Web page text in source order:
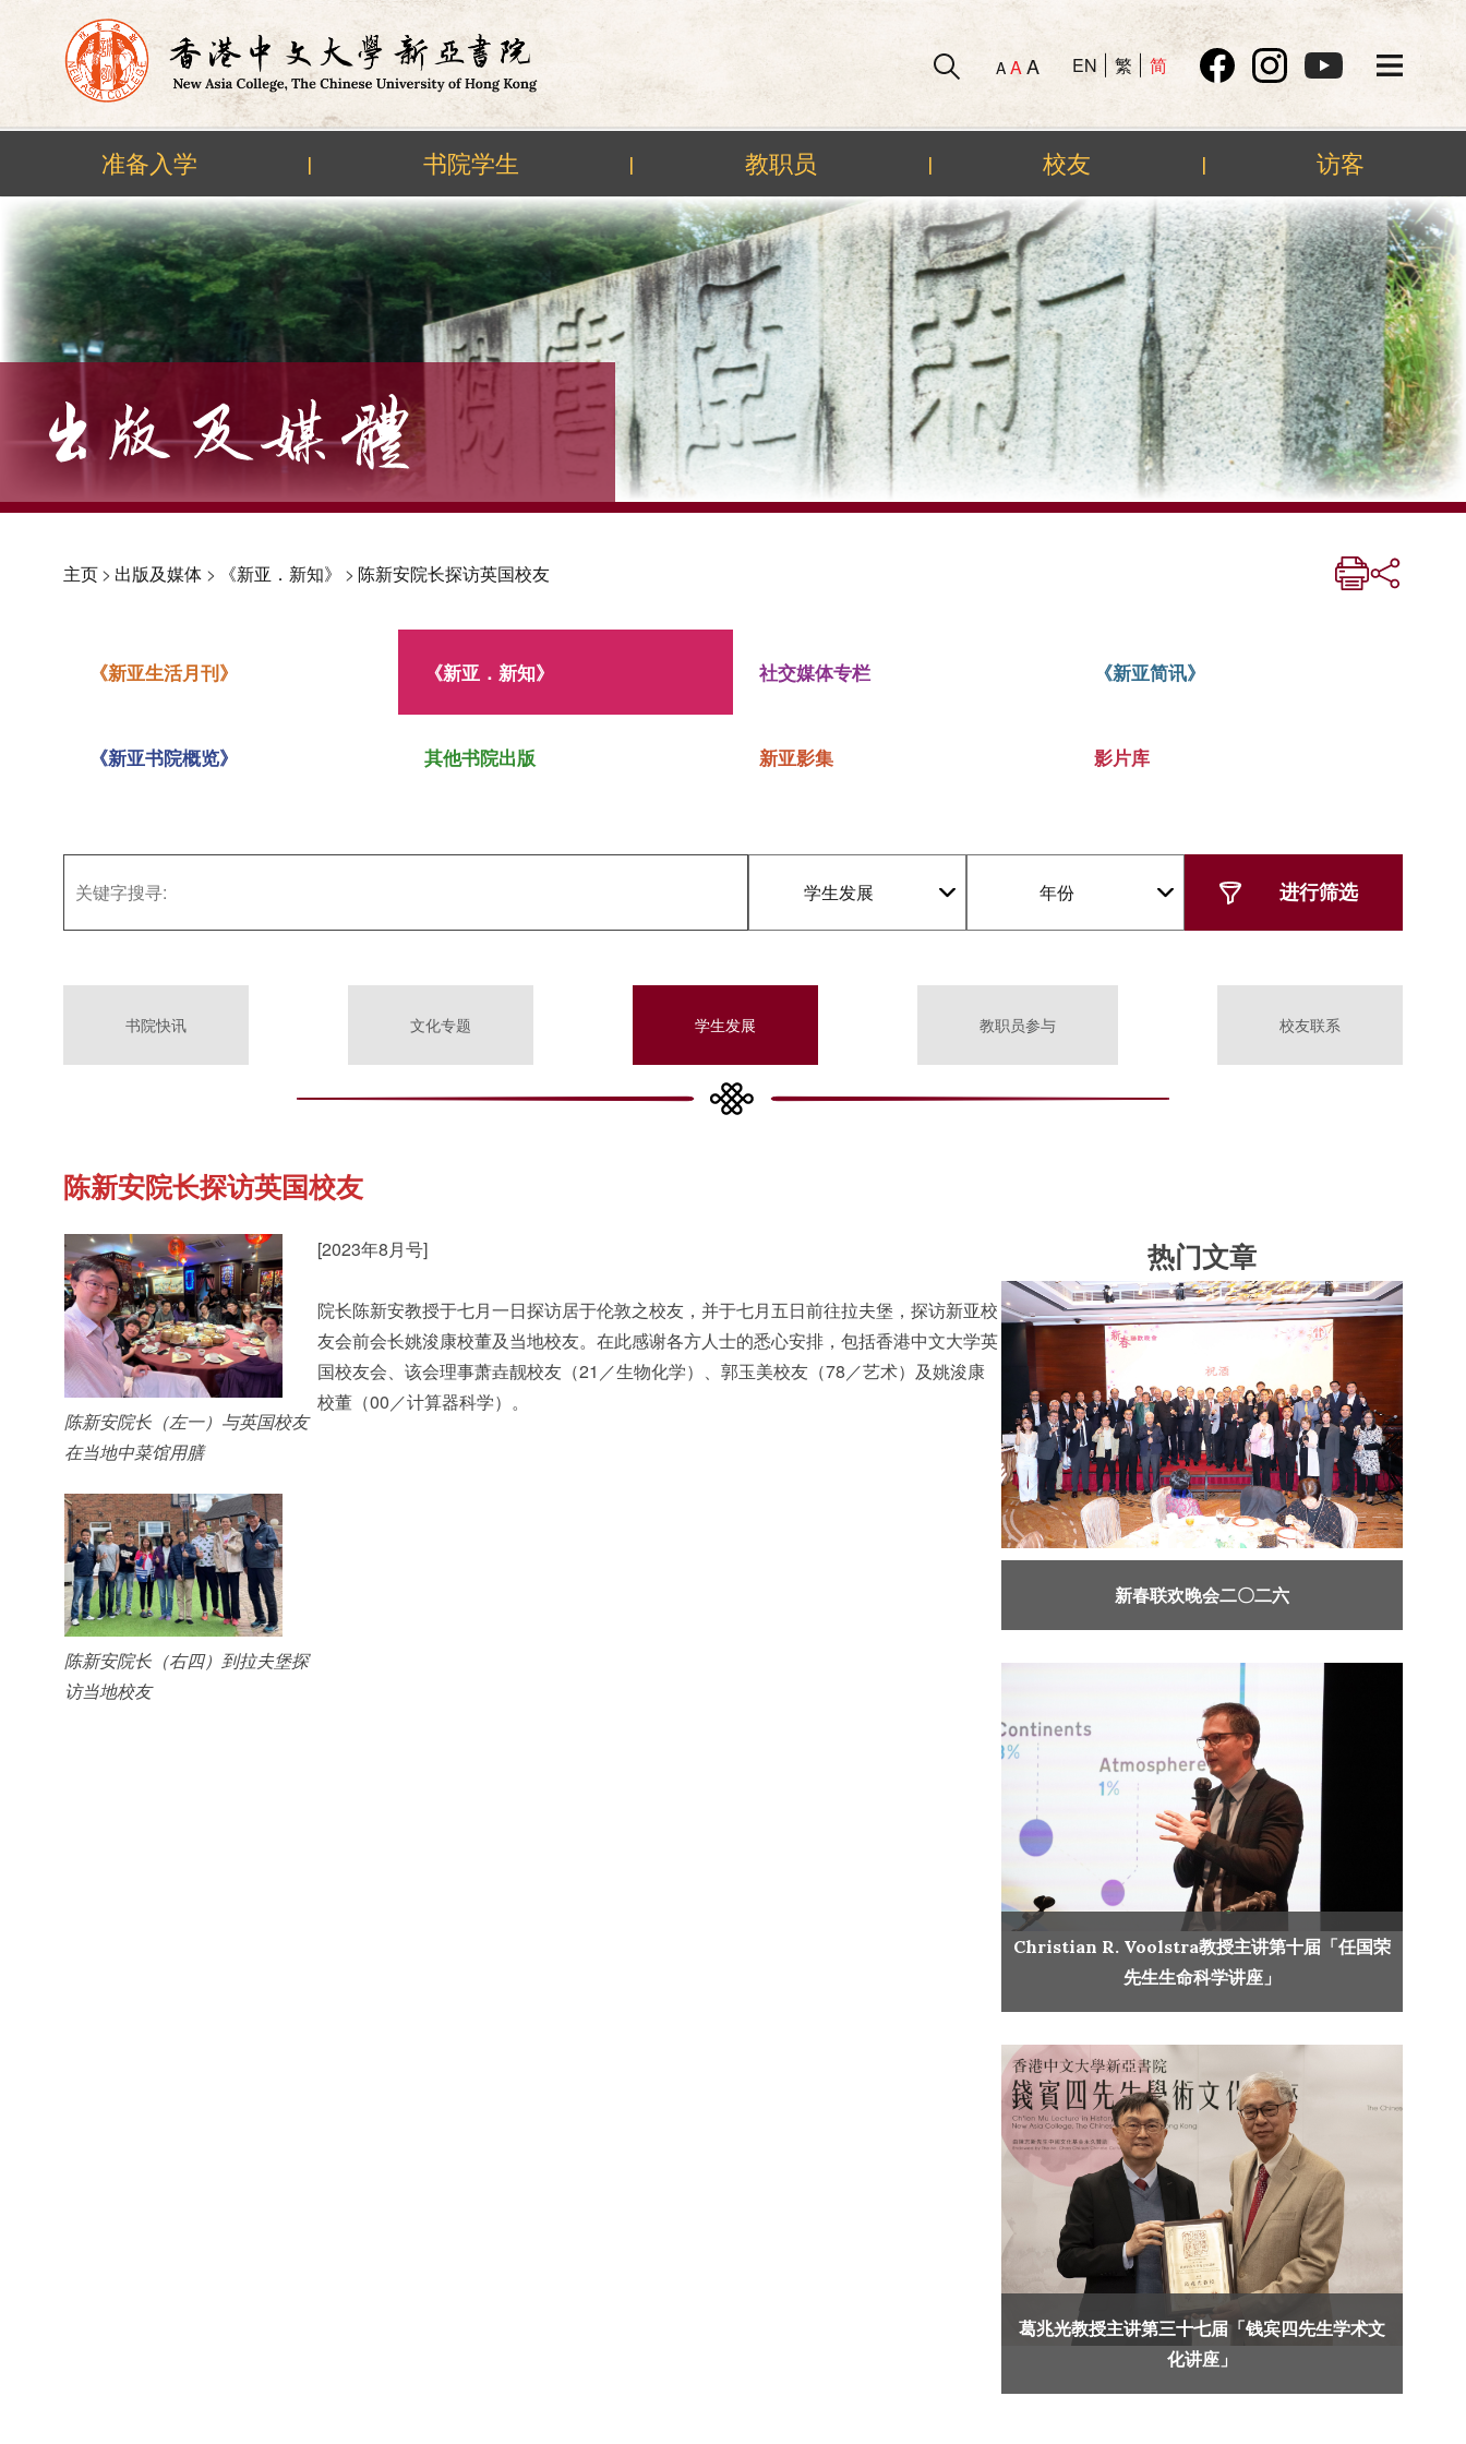
Skip
content
A AA EN 繁 简
准备入学 | 书院学生 | 教职员 | 校友 | 访客
主页> 出版及媒体 > 《新亚．新知》 > 陈新安院长探访英国校友
《新亚生活月刊》 《新亚．新知》 社交媒体专栏 《新亚简讯》
《新亚书院概览》 其他书院出版 新亚影集 影片库
学生发展 年份
书院快讯 文化专题 学生发展 教职员参与 校友联系
陈新安院长探访英国校友
陈新安院长（左一）与英国校友
在当地中菜馆用膳
陈新安院长（右四）到拉夫堡探
访当地校友
[2023年8月号]
院长陈新安教授于七月一日探访居于伦敦之校友，并于七月五日前往拉夫堡，探访新亚校
友会前会长姚浚康校董及当地校友。在此感谢各方人士的悉心安排，包括香港中文大学英
国校友会、该会理事萧垚靓校友（21／生物化学）、郭玉美校友（78／艺术）及姚浚康
校董（00／计算器科学）。
热门文章
新春联欢晚会二〇二六
Christian R. Voolstra教授主讲第十届「任国荣
先生生命科学讲座」
葛兆光教授主讲第三十七届「钱宾四先生学术文
化讲座」